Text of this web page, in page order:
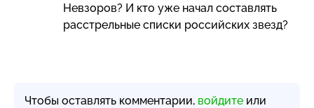
Невзоров? И кто уже начал составлять
расстрельные списки российских звезд?
Чтобы оставлять комментарии, войдите или